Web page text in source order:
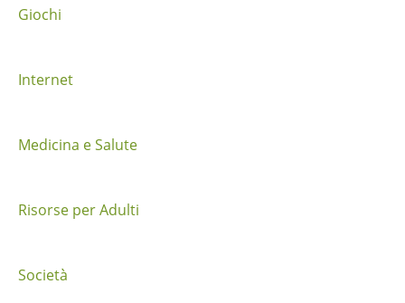
a
p
o
t
Giochi
Internet
Medicina e Salute
Risorse per Adulti
Società